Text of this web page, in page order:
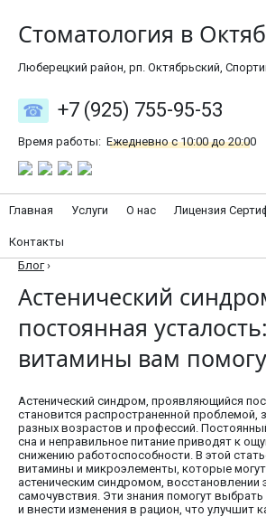
Стоматология в
Люберецкий район, рп. Октябрьский,
+7 (925) 755-95-53
Время работы: Ежедневно с 10:00 до 20:00
Главная Услуги О нас Лицензия
Контакты
Блог ›
Астенический
постоянная
витамины вам
Астенический синдром, проявляющийся
становится распространенной проблемой,
разных возрастов и профессий.
сна и неправильное питание приводят к
снижению работоспособности. В этой
витамины и микроэлементы, которые
астеническим синдромом, восстановлении
самочувствия. Эти знания помогут
и внести изменения в рацион, что улучшит